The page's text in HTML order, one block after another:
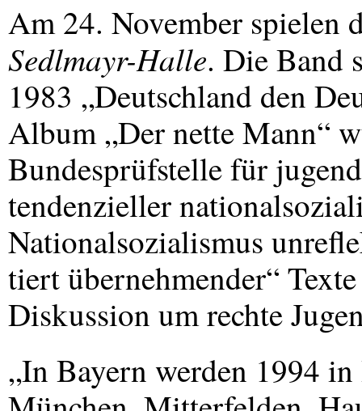
Am 24. November spielen
Sedlmayr-Halle. Die Band
1983 „Deutschland den
Album „Der nette Mann“
Bundesprüfstelle für
tendenzieller
Nationalsozialismus
tiert übernehmender“
Diskussion um rechte
„In Bayern werden 1994